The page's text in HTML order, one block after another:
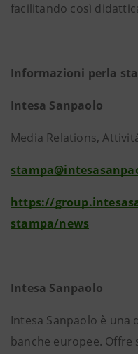
facilitando così
Informazioni perla
Intesa Sanpaolo
Media Relations,
https://
stampa/news
Intesa Sanpaolo
Intesa Sanpaolo è
banche europee.